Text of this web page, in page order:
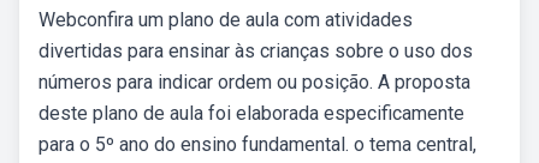
Webconfira um plano de aula com atividades
divertidas para ensinar às crianças sobre o uso dos
números para indicar ordem ou posição. A proposta
deste plano de aula foi elaborada especificamente
para o 5º ano do ensino fundamental. o tema central,